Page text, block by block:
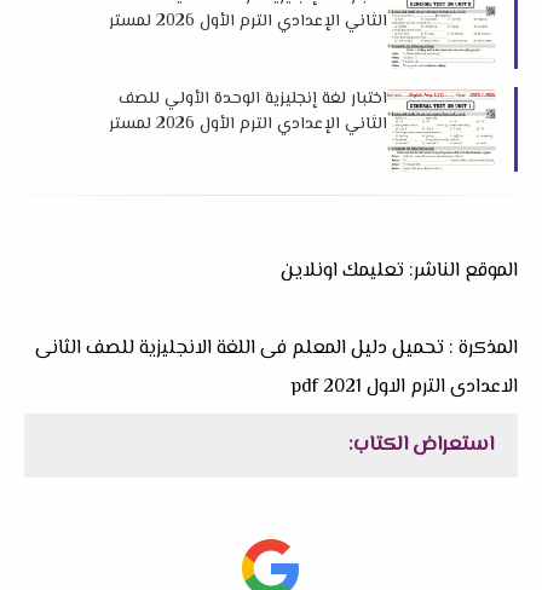
الثاني الإعدادي الترم الأول 2026 لمستر
اختبار لغة إنجليزية الوحدة الأولي للصف
الثاني الإعدادي الترم الأول 2026 لمستر
الموقع الناشر: تعليمك اونلاين
المذكرة : تحميل دليل المعلم فى اللغة الانجليزية للصف الثانى
الاعدادى الترم الاول 2021 pdf
استعراض الكتاب: